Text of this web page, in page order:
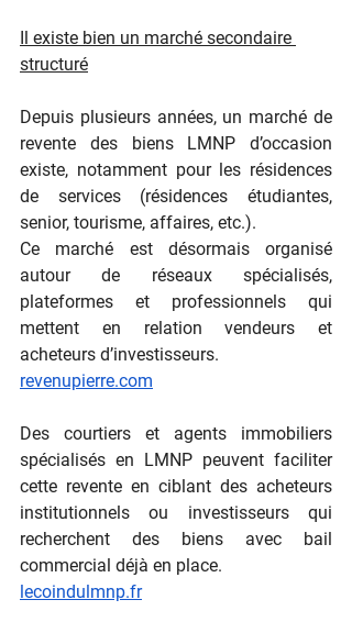
Il existe bien un marché secondaire
structuré
Depuis plusieurs années, un marché de
revente des biens LMNP d’occasion
existe, notamment pour les résidences
de services (résidences étudiantes,
senior, tourisme, affaires, etc.).
Ce marché est désormais organisé
autour de réseaux spécialisés,
plateformes et professionnels qui
mettent en relation vendeurs et
acheteurs d’investisseurs.
revenupierre.com
Des courtiers et agents immobiliers
spécialisés en LMNP peuvent faciliter
cette revente en ciblant des acheteurs
institutionnels ou investisseurs qui
recherchent des biens avec bail
commercial déjà en place.
lecoindulmnp.fr